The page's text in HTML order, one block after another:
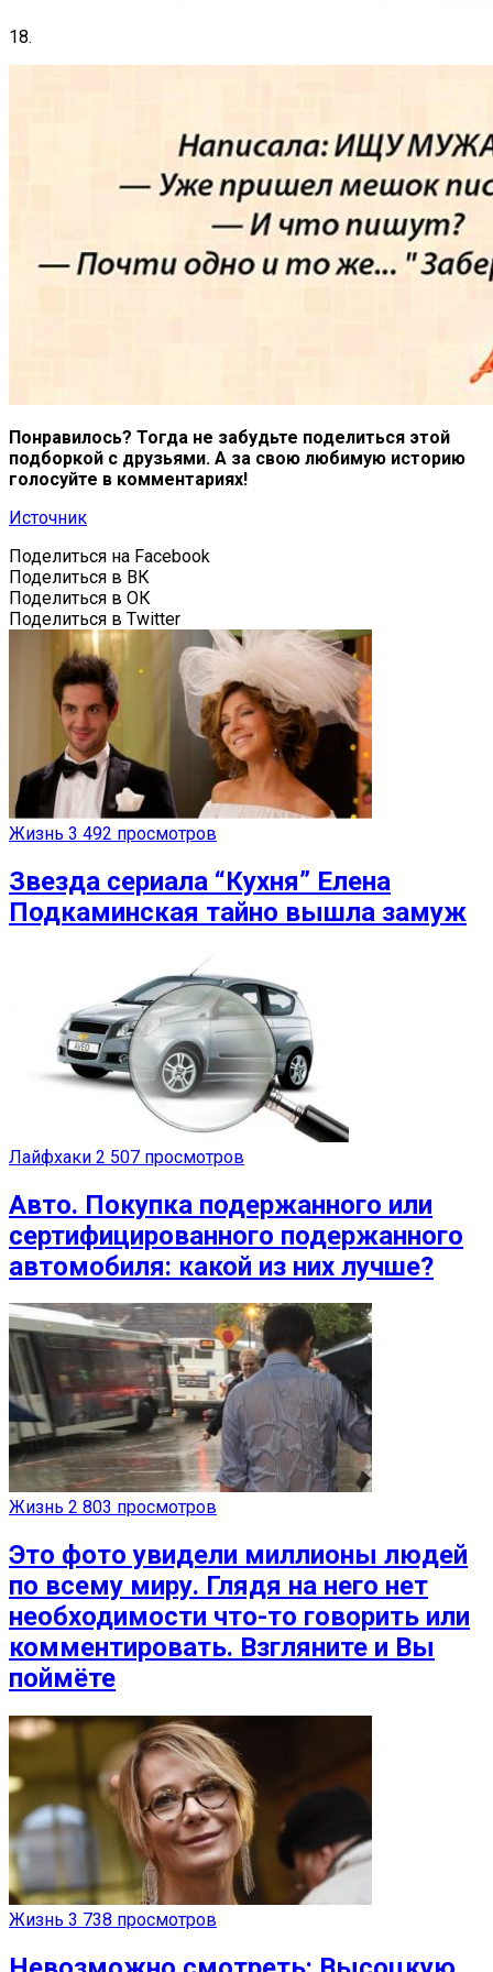
18.
Понравилось? Тогда не забудьте поделиться этой
подборкой с друзьями. А за свою любимую историю
голосуйте в комментариях!
Источник
Поделиться на Facebook
Поделиться в ВК
Поделиться в ОК
Поделиться в Twitter
Жизнь 3 492 просмотров
Звезда сериала “Кухня” Елена
Подкаминская тайно вышла замуж
Лайфхаки 2 507 просмотров
Авто. Покупка подержанного или
сертифицированного подержанного
автомобиля: какой из них лучше?
Жизнь 2 803 просмотров
Это фото увидели миллионы людей
по всему миру. Глядя на него нет
необходимости что-то говорить или
комментировать. Взгляните и Вы
поймёте
Жизнь 3 738 просмотров